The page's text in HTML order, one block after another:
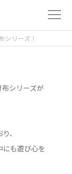
リーズ！
シリーズが
、
にも遊び心を